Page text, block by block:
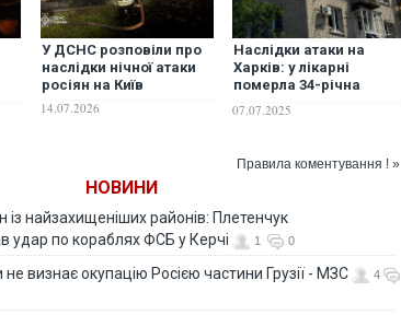
У ДСНС розповіли про
наслідки нічної атаки
росіян на Київ
14.07.2026
Наслідки атаки на
Харків: у лікарні
померла 34-річна
07.07.2025
Правила коментування ! »
НОВИНИ
із найзахищеніших районів: Плетенчук
удар по кораблях ФСБ у Керчі
1 0
не визнає окупацію Росією частини Грузії - МЗС
4